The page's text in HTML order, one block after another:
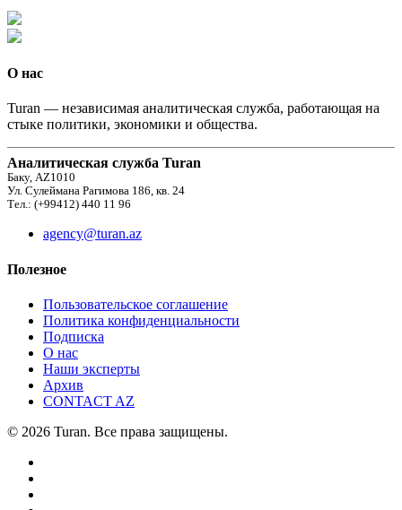
О нас
Turan — независимая аналитическая служба, работающая на
стыке политики, экономики и общества.
Аналитическая служба Turan
Баку, AZ1010
Ул. Сулеймана Рагимова 186, кв. 24
Тел.: (+99412) 440 11 96
agency@turan.az
Полезное
Пользовательское соглашение
Политика конфиденциальности
Подписка
О нас
Наши эксперты
Архив
CONTACT AZ
© 2026 Turan. Все права защищены.